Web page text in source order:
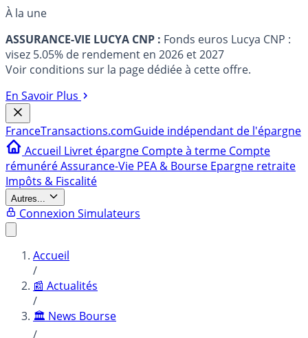
À la une
ASSURANCE-VIE LUCYA CNP : Fonds euros Lucya CNP :
visez 5.05% de rendement en 2026 et 2027
Voir conditions sur la page dédiée à cette offre.
En Savoir Plus
FranceTransactions.comGuide indépendant de l'épargne
Accueil Livret épargne Compte à terme Compte
rémunéréAssurance-Vie PEA & Bourse Epargne retraite
Impôts & Fiscalité
Autres...
Connexion Simulateurs
Accueil
/
📰 Actualités
/
🏛️ News Bourse
/